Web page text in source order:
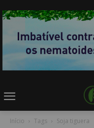
Início Tags Soja tiguera